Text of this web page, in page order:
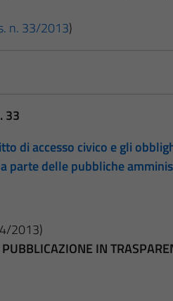
n. 33/2013)
33
di accesso civico e gli
parte delle pubbliche
2013)
IN